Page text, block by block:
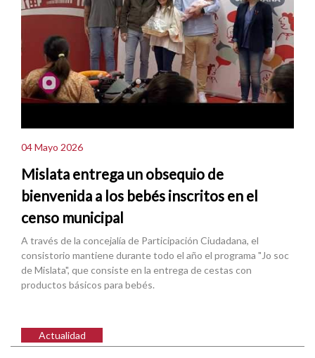
04 Mayo 2026
Mislata entrega un obsequio de
bienvenida a los bebés inscritos en el
censo municipal
A través de la concejalía de Participación Ciudadana, el
consistorio mantiene durante todo el año el programa "Jo soc
de Mislata", que consiste en la entrega de cestas con
productos básicos para bebés.
Actualidad